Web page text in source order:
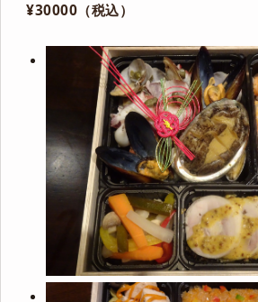
¥30000（税込）